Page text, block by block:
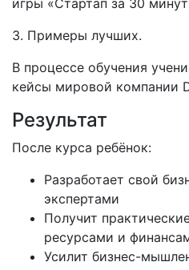
игры «Стартап за 30
3. Примеры лучших.
В процессе обучения
кейсы мировой компании
Результат
После курса ребёнок:
Разработает свой
экспертами
Получит
ресурсами и
Усилит бизнес-